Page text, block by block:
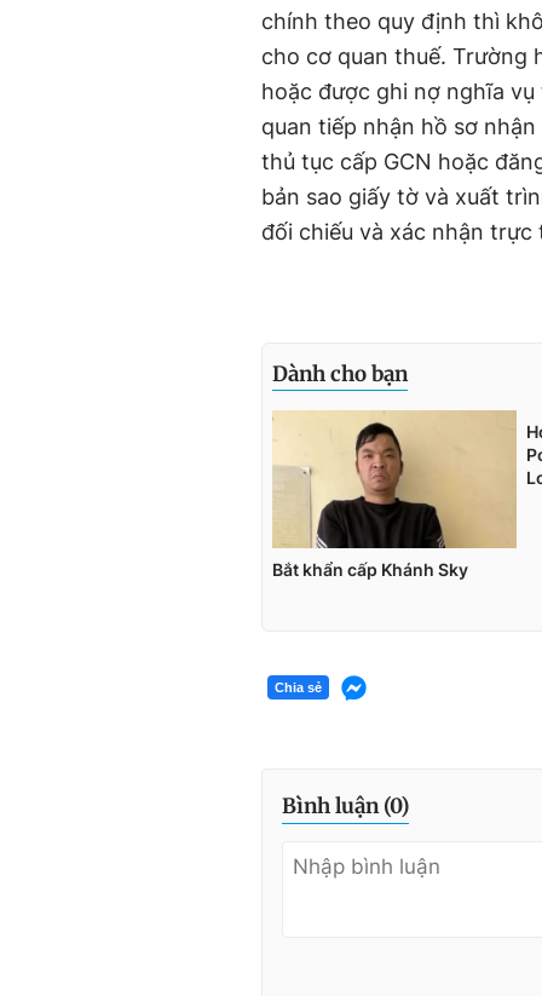
chính theo quy định thì
cho cơ quan thuế. Trường
hoặc được ghi nợ nghĩa
quan tiếp nhận hồ sơ
thủ tục cấp GCN hoặc
bản sao giấy tờ và xuất
đối chiếu và xác nhận trực
Chia sẻ
Bình luận (0)